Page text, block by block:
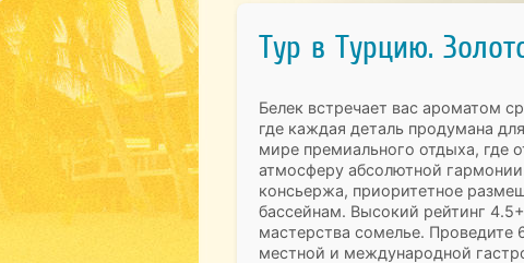
Тур в Турцию.
Белек встречает вас ароматом
где каждая деталь продумана
мире премиального отдыха, где
атмосферу абсолютной
консьержа, приоритетное
бассейнам. Высокий рейтинг
мастерства сомелье. Проведите
местной и международной